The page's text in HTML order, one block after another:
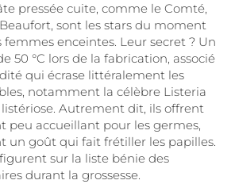
pressée cuite, comme le Comté,
sont les stars du moment
femmes enceintes. Leur secret ? Un
50 °C lors de la fabrication, associé
qui écrase littéralement les
notamment la célèbre Listeria
Autrement dit, ils offrent
peu accueillant pour les germes,
un goût qui fait frétiller les papilles.
sur la liste bénie des
durant la grossesse.